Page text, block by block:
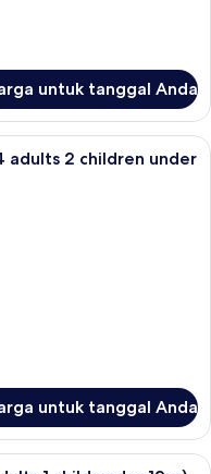
untuk tanggal Anda
Bebas Asap Rokok (Tatami,4
adults 2 children under
untuk tanggal Anda
Bebas Asap Rokok (Ace, 2